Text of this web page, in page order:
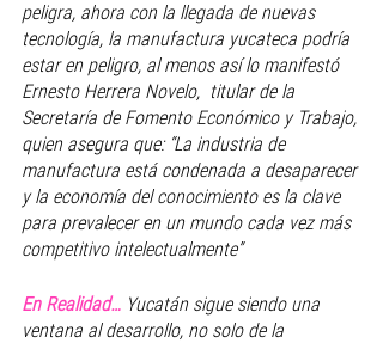
peligra, ahora con la llegada de nuevas
tecnología, la manufactura yucateca podría
estar en peligro, al menos así lo manifestó
Ernesto Herrera Novelo,  titular de la
Secretaría de Fomento Económico y Trabajo,
quien asegura que: “La industria de
manufactura está condenada a desaparecer
y la economía del conocimiento es la clave
para prevalecer en un mundo cada vez más
competitivo intelectualmente”
En Realidad… Yucatán sigue siendo una
ventana al desarrollo, no solo de la